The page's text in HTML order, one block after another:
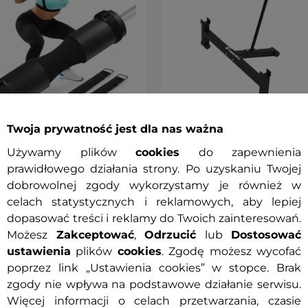
na gryf inSPORTline
∙ pianka NBR 3 cm ∙
g ∙ wodoodporny ∙
na rzepy
+ Dodaj do koszyka
Podnośnik do sztangi
ciągu inSPORTline Deadlift
Jack
419,90 zł
Dostępny
+ Dodaj do koszyka
Twoja prywatność jest dla nas ważna
Używamy plików cookies do zapewnienia
prawidłowego działania strony. Po uzyskaniu Twojej
dobrowolnej zgody wykorzystamy je również w
celach statystycznych i reklamowych, aby lepiej
dopasować treści i reklamy do Twoich zainteresowań.
Możesz Zakceptować, Odrzucić lub Dostosować
ustawienia plików cookies. Zgodę możesz wycofać
poprzez link „Ustawienia cookies” w stopce. Brak
zgody nie wpływa na podstawowe działanie serwisu.
Więcej informacji o celach przetwarzania, czasie